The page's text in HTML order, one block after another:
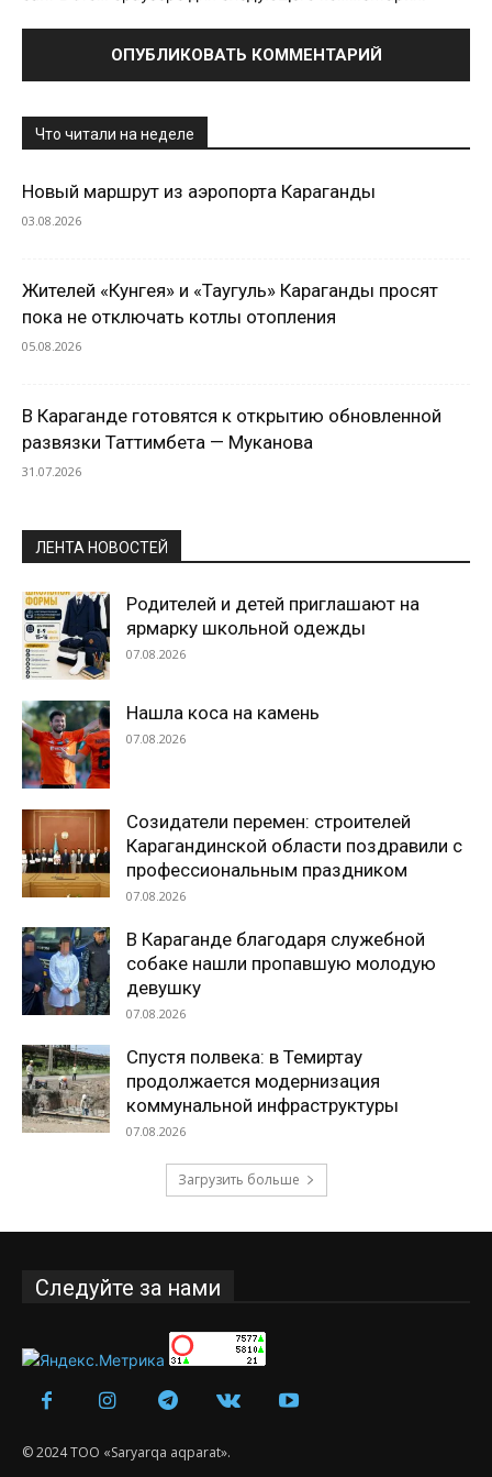
Что читали на неделе
Новый маршрут из аэропорта Караганды
03.08.2026
Жителей «Кунгея» и «Таугуль» Караганды просят
пока не отключать котлы отопления
05.08.2026
В Караганде готовятся к открытию обновленной
развязки Таттимбета — Муканова
31.07.2026
ЛЕНТА НОВОСТЕЙ
Родителей и детей приглашают на
ярмарку школьной одежды
07.08.2026
Нашла коса на камень
07.08.2026
Созидатели перемен: строителей
Карагандинской области поздравили с
профессиональным праздником
07.08.2026
В Караганде благодаря служебной
собаке нашли пропавшую молодую
девушку
07.08.2026
Спустя полвека: в Темиртау
продолжается модернизация
коммунальной инфраструктуры
07.08.2026
Загрузить больше
Следуйте за нами
© 2024 ТОО «Saryarqa aqparat».